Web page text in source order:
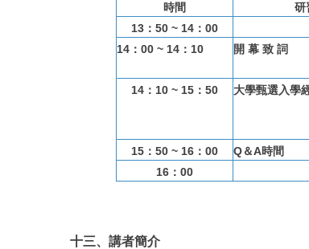
時間 研
13：50 ~ 14：00
14：00 ~ 14：10
開 幕 致 詞
14：10 ~ 15：50
大學甄選入學
15：50 ~ 16：00 Q＆A時間
16：00
十三、講者簡介